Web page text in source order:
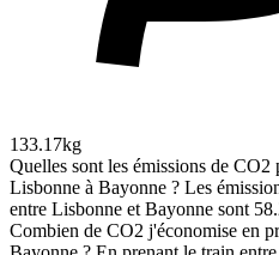
133.17kg
Quelles sont les émissions de
Lisbonne à Bayonne ? Les
entre Lisbonne et Bayonne sont
Combien de CO2 j'économise en